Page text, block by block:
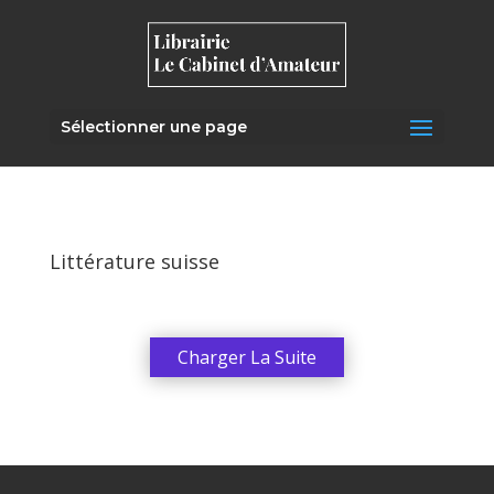
Sélectionner une page
Littérature suisse
Charger La Suite